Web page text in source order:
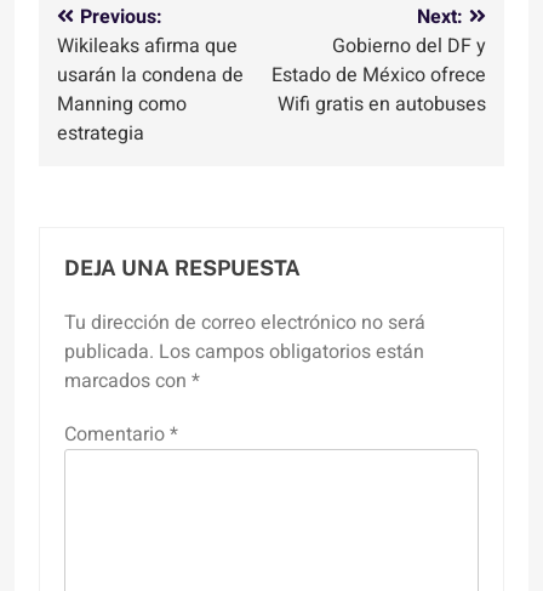
Navegación
de
entradas
Previous:
Wikileaks afirma que
usarán la condena de
Manning como
estrategia
Next:
Gobierno del DF y
Estado de México ofrece
Wifi gratis en autobuses
DEJA UNA RESPUESTA
Tu dirección de correo electrónico no será
publicada. Los campos obligatorios están
marcados con *
Comentario*